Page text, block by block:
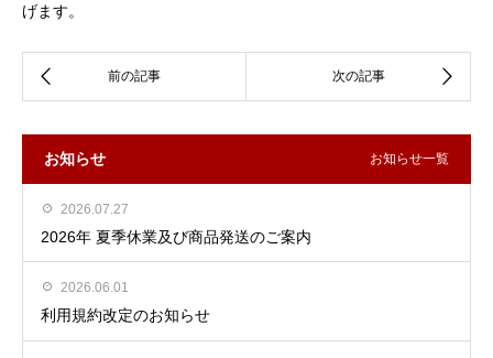
げます。
お知らせ お知らせ一覧
2026.07.27
2026年 夏季休業及び商品発送のご案内
2026.06.01
利用規約改定のお知らせ